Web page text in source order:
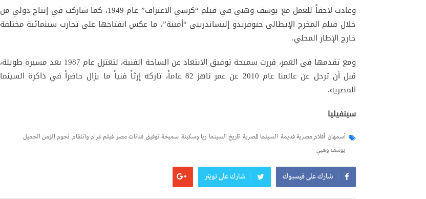
وعادت لاحقاً للعمل مع يوسف وهبي في فيلم “كرسي الاعتراف” عام 1949، كما شاركت في إنتاج دولي من
خلال فيلم المخرج الإيطالي جيوفريدو إليساندريني “أمينة”، ما عكس انفتاحها على تجارب سينمائية مختلفة
خارج الإطار المحلي.
ومع تقدمها في العمر، قررت سميحة توفيق الابتعاد عن الساحة الفنية، لتعتزل عام 1987 بعد مسيرة طويلة،
قبل أن ترحل عن عالمنا عام 2010 عن عمر ناهز 82 عاماً، تاركة إرثاً فنياً ما يزال حاضراً في ذاكرة السينما
المصرية.
سينفيليا
أسمهان أفلام مصرية قديمة السينما المصرية تاريخ السينما ريا وسكينة سميحة توفيق فنانات مصر فيلم غرام وانتقام نجوم الزمن الجميل
يوسف وهبي
شارك على فيسبوك شارك على تويتر